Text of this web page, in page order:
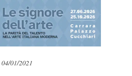
01/2021